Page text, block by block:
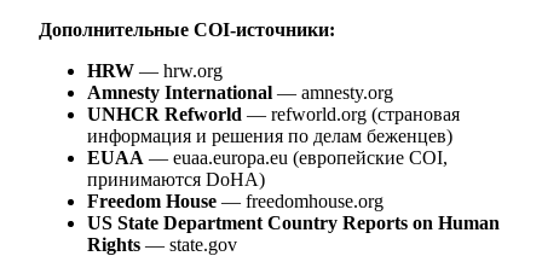
Дополнительные COI-источники:
HRW — hrw.org
Amnesty International — amnesty.org
UNHCR Refworld — refworld.org (страновая
информация и решения по делам беженцев)
EUAA — euaa.europa.eu (европейские COI,
принимаются DoHA)
Freedom House — freedomhouse.org
US State Department Country Reports on Human
Rights — state.gov